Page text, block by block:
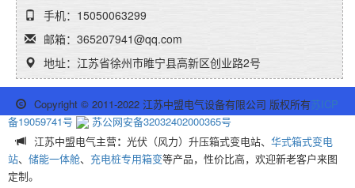
手机：15050063299
邮箱：365207941@qq.com
地址：江苏省徐州市睢宁县高新区创业路2号
Copyright © 2011-2022 江苏中盟电气设备有限公司 版权所有苏ICP
备19059741号
苏公网安备32032402000365号
江苏中盟电气主营： 光伏（风力）升压箱式变电站、 华式箱式变电
站、 储能一体舱、 充电桩专用箱变等产品，性价比高，欢迎新老客户来图
定制。